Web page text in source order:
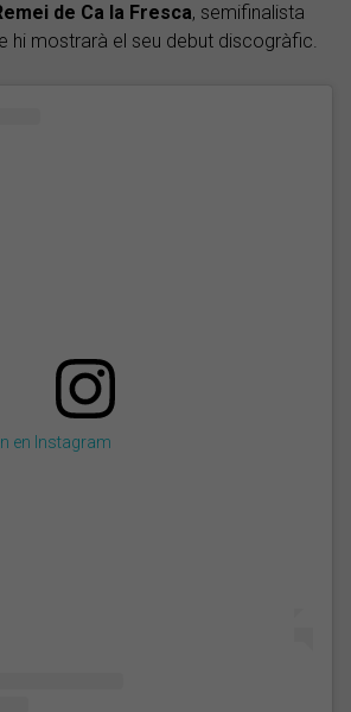
de Ca la Fresca, semifinalista
hi mostrarà el seu debut discogràfic.
en Instagram